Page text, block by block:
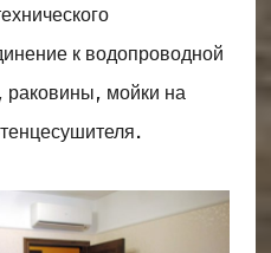
к водопроводной
раковины, мойки на